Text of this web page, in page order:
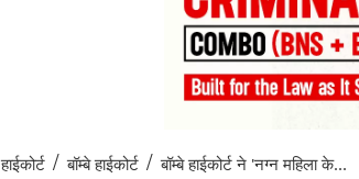
हाईकोर्ट / बॉम्बे हाईकोर्ट / बॉम्बे हाईकोर्ट ने 'नग्न महिला के...